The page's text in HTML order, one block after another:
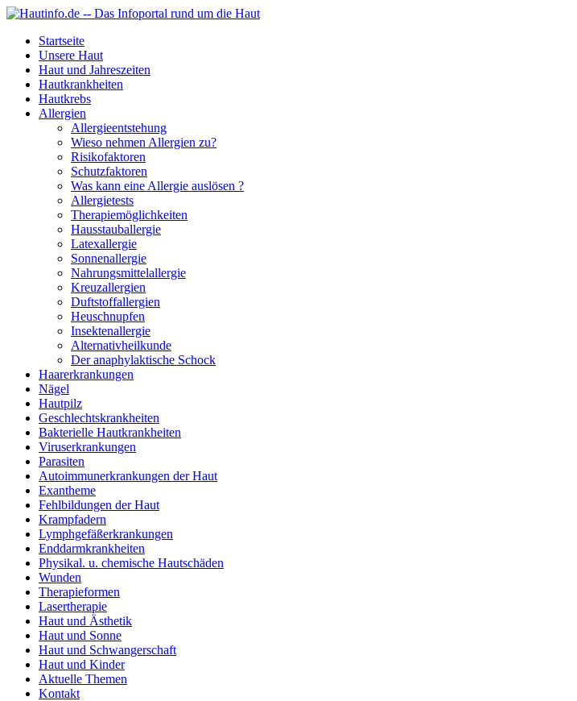
Startseite
Unsere Haut
Haut und Jahreszeiten
Hautkrankheiten
Hautkrebs
Allergien
Allergieentstehung
Wieso nehmen Allergien zu?
Risikofaktoren
Schutzfaktoren
Was kann eine Allergie auslösen ?
Allergietests
Therapiemöglichkeiten
Hausstauballergie
Latexallergie
Sonnenallergie
Nahrungsmittelallergie
Kreuzallergien
Duftstoffallergien
Heuschnupfen
Insektenallergie
Alternativheilkunde
Der anaphylaktische Schock
Haarerkrankungen
Nägel
Hautpilz
Geschlechtskrankheiten
Bakterielle Hautkrankheiten
Viruserkrankungen
Parasiten
Autoimmunerkrankungen der Haut
Exantheme
Fehlbildungen der Haut
Krampfadern
Lymphgefäßerkrankungen
Enddarmkrankheiten
Physikal. u. chemische Hautschäden
Wunden
Therapieformen
Lasertherapie
Haut und Ästhetik
Haut und Sonne
Haut und Schwangerschaft
Haut und Kinder
Aktuelle Themen
Kontakt